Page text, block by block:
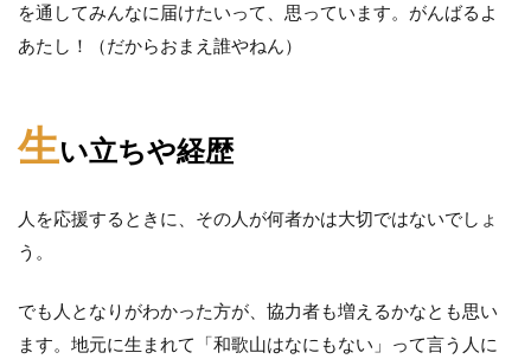
を通してみんなに届けたいって、思っています。がんばるよ
あたし！（だからおまえ誰やねん）
生い立ちや経歴
人を応援するときに、その人が何者かは大切ではないでしょ
う。
でも人となりがわかった方が、協力者も増えるかなとも思い
ます。地元に生まれて「和歌山はなにもない」って言う人に